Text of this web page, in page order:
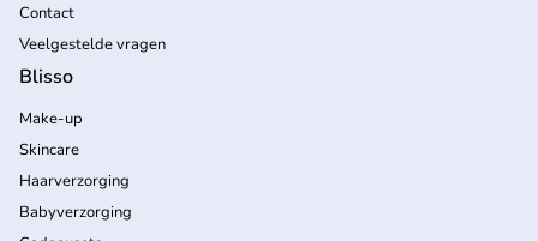
Contact
Veelgestelde vragen
Blisso
Make-up
Skincare
Haarverzorging
Babyverzorging